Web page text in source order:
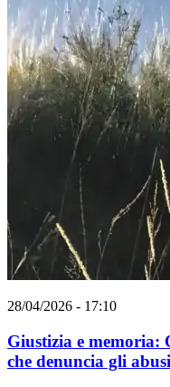
28/04/2026 - 17:10
Giustizia e memoria:
che denuncia gli